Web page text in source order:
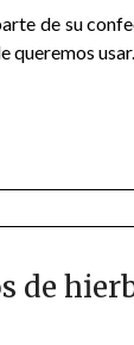
de su
queremos usar.
de